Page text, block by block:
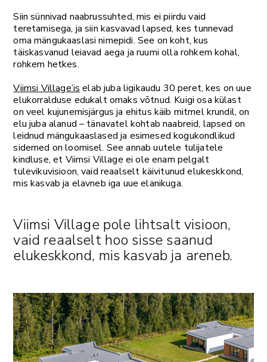
Siin sünnivad naabrussuhted, mis ei piirdu vaid
teretamisega, ja siin kasvavad lapsed, kes tunnevad
oma mängukaaslasi nimepidi. See on koht, kus
täiskasvanud leiavad aega ja ruumi olla rohkem kohal,
rohkem hetkes.
Viimsi Village’is elab juba ligikaudu 30 peret, kes on uue
elukorralduse edukalt omaks võtnud. Kuigi osa külast
on veel kujunemisjärgus ja ehitus käib mitmel krundil, on
elu juba alanud – tänavatel kohtab naabreid, lapsed on
leidnud mängukaaslased ja esimesed kogukondlikud
sidemed on loomisel. See annab uutele tulijatele
kindluse, et Viimsi Village ei ole enam pelgalt
tulevikuvisioon, vaid reaalselt käivitunud elukeskkond,
mis kasvab ja elavneb iga uue elanikuga.
Viimsi Village pole lihtsalt visioon,
vaid reaalselt hoo sisse saanud
elukeskkond, mis kasvab ja areneb.